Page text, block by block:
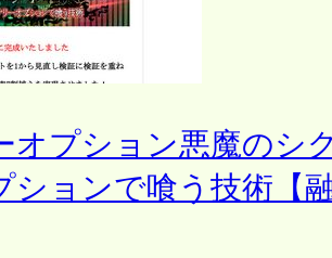
オプション悪魔のシ
ションで喰う技術【